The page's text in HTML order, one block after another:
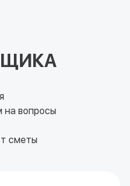
на вопросы
сметы